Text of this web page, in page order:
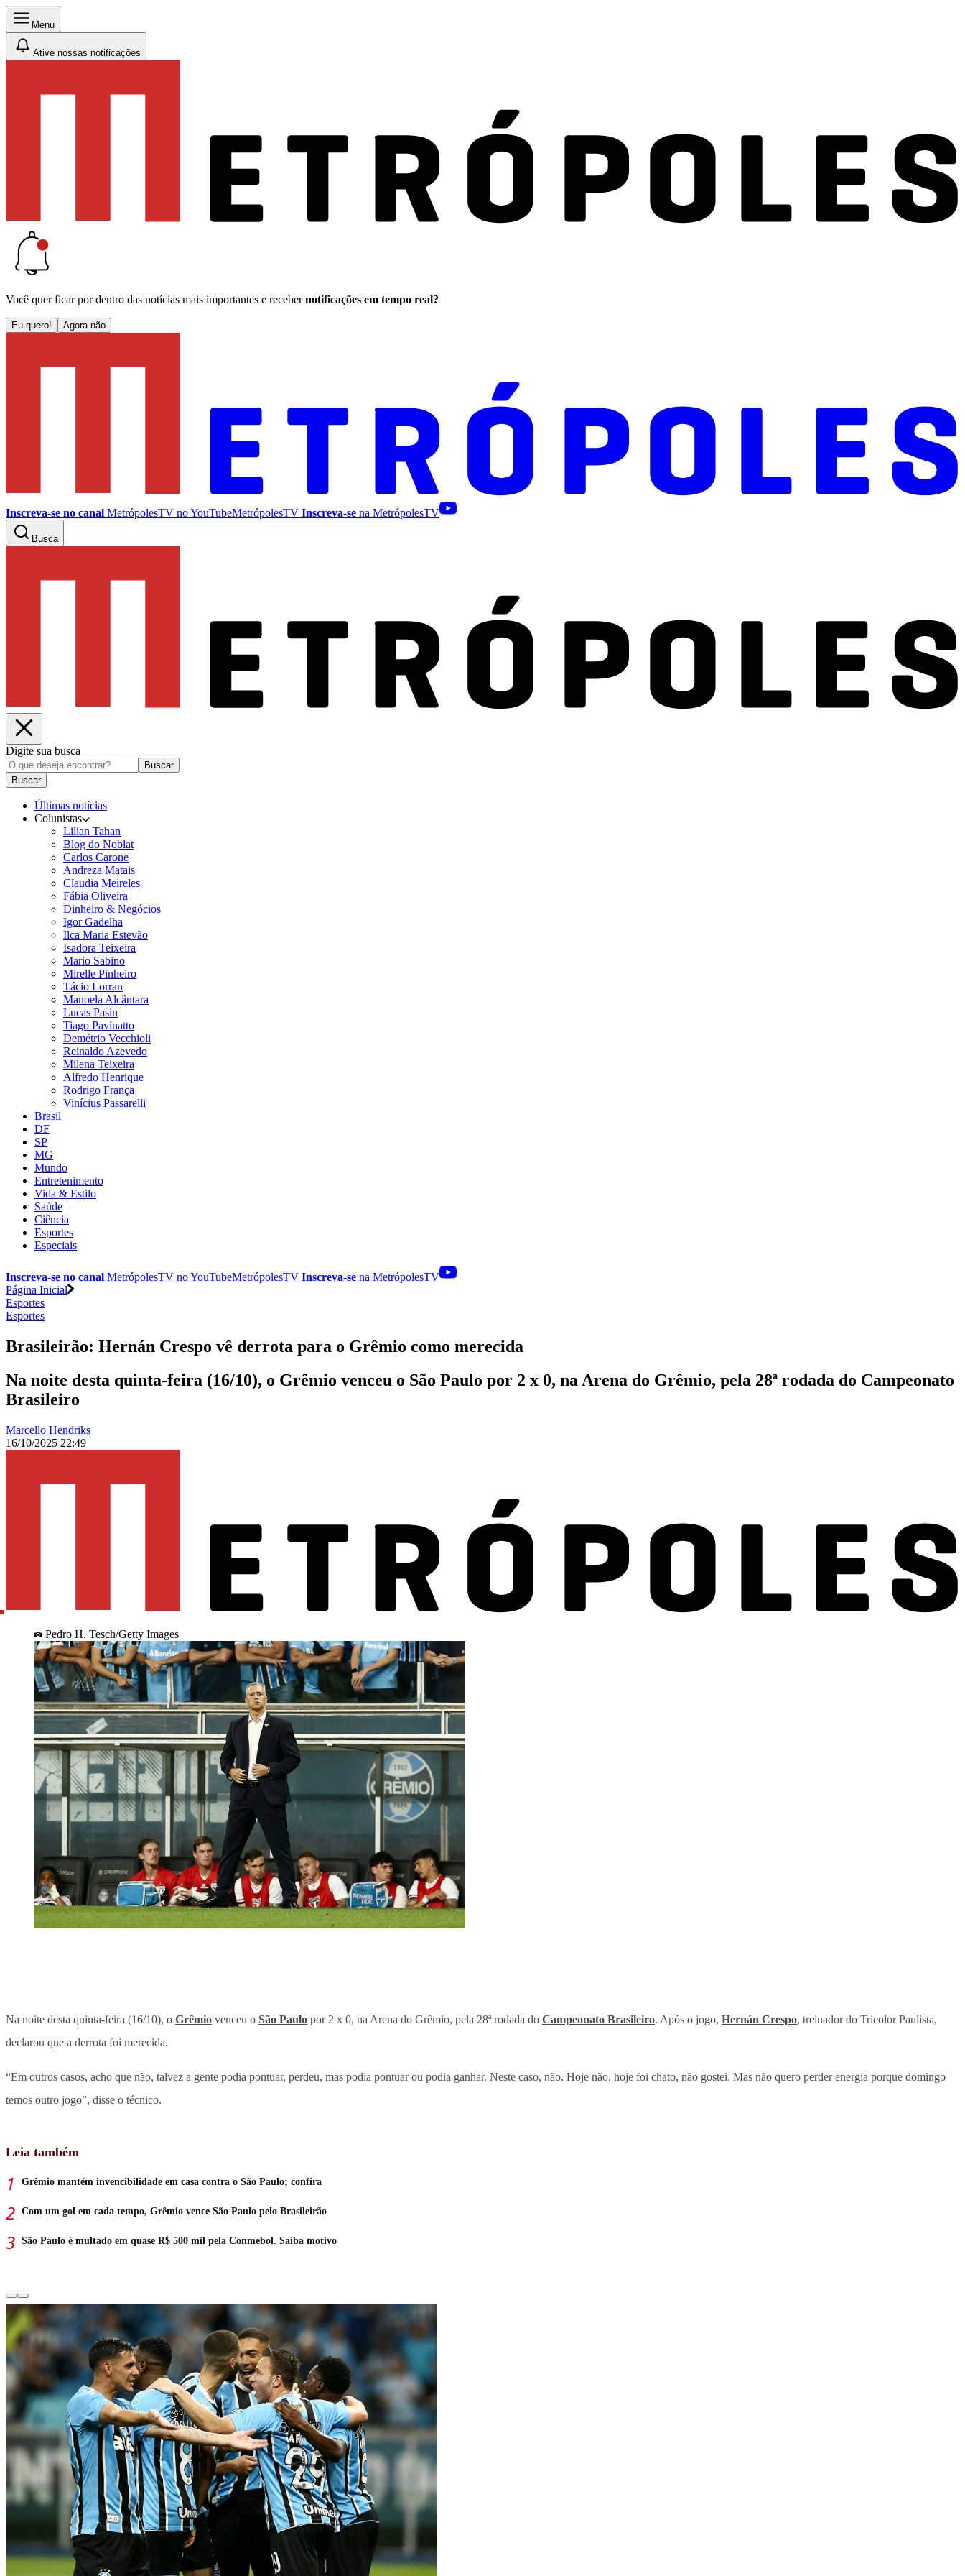
Menu
Ative nossas notificações
Você quer ficar por dentro das notícias mais importantes e receber notificações em tempo real?
Eu quero! Agora não
Inscreva-se no canal MetrópolesTV noYouTubeMetrópolesTV Inscreva-se na MetrópolesTV
Busca
Digite sua busca
Buscar
Buscar
Últimas notícias
Colunistas
Lilian Tahan
Blog do Noblat
Carlos Carone
Andreza Matais
Claudia Meireles
Fábia Oliveira
Dinheiro & Negócios
Igor Gadelha
Ilca Maria Estevão
Isadora Teixeira
Mario Sabino
Mirelle Pinheiro
Tácio Lorran
Manoela Alcântara
Lucas Pasin
Tiago Pavinatto
Demétrio Vecchioli
Reinaldo Azevedo
Milena Teixeira
Alfredo Henrique
Rodrigo França
Vinícius Passarelli
Brasil
DF
SP
MG
Mundo
Entretenimento
Vida & Estilo
Saúde
Ciência
Esportes
Especiais
Inscreva-se no canal MetrópolesTV noYouTubeMetrópolesTV Inscreva-se na MetrópolesTV
Página Inicial
Esportes
Esportes
Brasileirão: Hernán Crespo vê derrota para o Grêmio como merecida
Na noite desta quinta-feira (16/10), o Grêmio venceu o São Paulo por 2 x 0, na Arena do Grêmio, pela 28ª rodada do Campeonato
Brasileiro
Marcello Hendriks
16/10/2025 22:49
Pedro H. Tesch/Getty Images
Na noite desta quinta-feira (16/10), o Grêmio venceu o São Paulo por 2 x 0, na Arena do Grêmio, pela 28ª rodada do Campeonato Brasileiro. Após o jogo, Hernán Crespo, treinador do Tricolor Paulista,
declarou que a derrota foi merecida.
“Em outros casos, acho que não, talvez a gente podia pontuar, perdeu, mas podia pontuar ou podia ganhar. Neste caso, não. Hoje não, hoje foi chato, não gostei. Mas não quero perder energia porque domingo
temos outro jogo”, disse o técnico.
Leia também
Grêmio mantém invencibilidade em casa contra o São Paulo; confira
Com um gol em cada tempo, Grêmio vence São Paulo pelo Brasileirão
São Paulo é multado em quase R$ 500 mil pela Conmebol. Saiba motivo